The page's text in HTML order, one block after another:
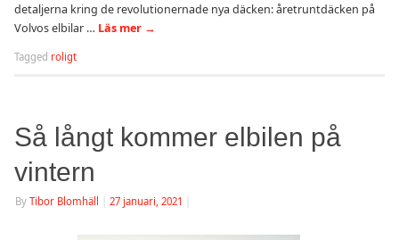
detaljerna kring de revolutionernade nya däcken: åretruntdäcken på
Volvos elbilar … Läs mer →
Tagged roligt
Så långt kommer elbilen på
vintern
By Tibor Blomhäll 27 januari, 2021